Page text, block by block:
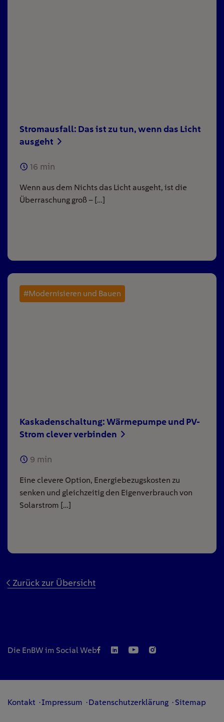
Stromausfall: Das ist zu tun, wenn das Licht
ausgeht
16 min
Wenn aus dem Nichts das Licht ausgeht, ist die
Überraschung groß – […]
#Modernisieren und Bauen
Kaskadenschaltung: Wärmepumpe und PV-
Strom clever verbinden
9 min
Eine clevere Option, Energiebezugskosten zu
senken und gleichzeitig den Eigenverbrauch von
Solarstrom […]
Zurück zur Übersicht
Die EnBW im Social Web
Kontakt Impressum Datenschutzerklärung Sitemap